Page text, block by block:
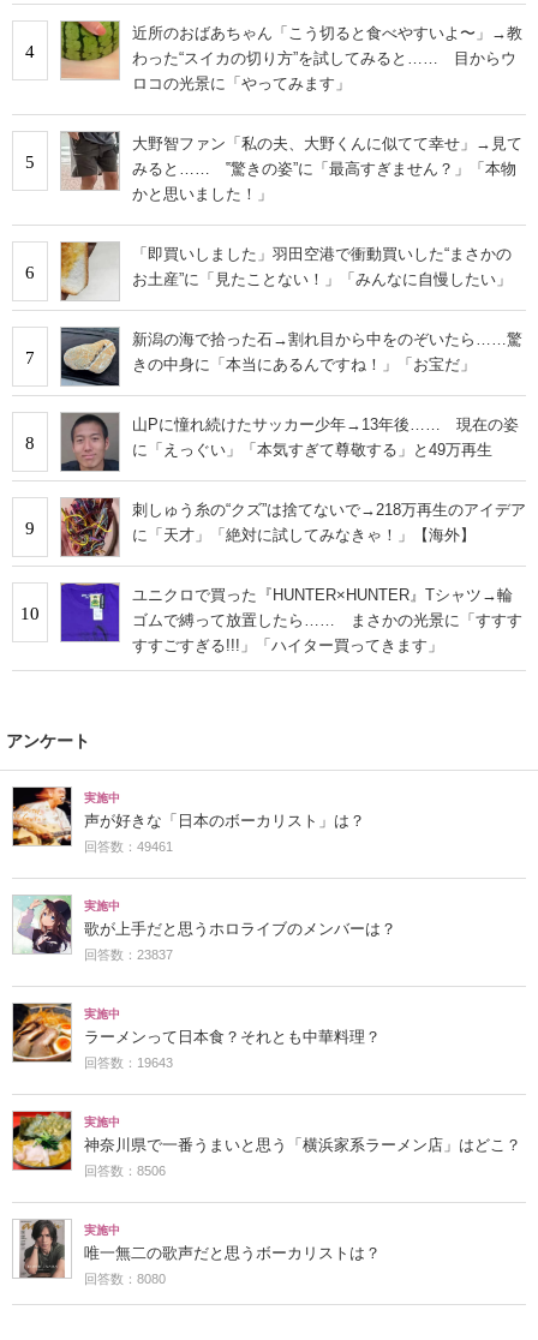
4
近所のおばあちゃん「こう切ると食べやすいよ〜」→教
わった“スイカの切り方”を試してみると…… 目からウ
ロコの光景に「やってみます」
5
大野智ファン「私の夫、大野くんに似てて幸せ」→見て
みると…… ‟驚きの姿”に「最高すぎません？」「本物
かと思いました！」
6
「即買いしました」羽田空港で衝動買いした“まさかの
お土産”に「見たことない！」「みんなに自慢したい」
7
新潟の海で拾った石→割れ目から中をのぞいたら……驚
きの中身に「本当にあるんですね！」「お宝だ」
8
山Pに憧れ続けたサッカー少年→13年後…… 現在の姿
に「えっぐい」「本気すぎて尊敬する」と49万再生
9
刺しゅう糸の“クズ”は捨てないで→218万再生のアイデア
に「天才」「絶対に試してみなきゃ！」【海外】
10
ユニクロで買った『HUNTER×HUNTER』Tシャツ→輪
ゴムで縛って放置したら…… まさかの光景に「すすす
すすごすぎる!!!」「ハイター買ってきます」
アンケート
実施中
声が好きな「日本のボーカリスト」は？
回答数：49461
実施中
歌が上手だと思うホロライブのメンバーは？
回答数：23837
実施中
ラーメンって日本食？それとも中華料理？
回答数：19643
実施中
神奈川県で一番うまいと思う「横浜家系ラーメン店」はどこ？
回答数：8506
実施中
唯一無二の歌声だと思うボーカリストは？
回答数：8080